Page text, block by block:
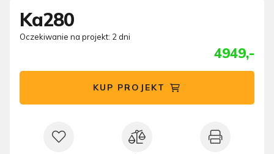
Ka280
Oczekiwanie na projekt: 2 dni
4949,-
KUP PROJEKT